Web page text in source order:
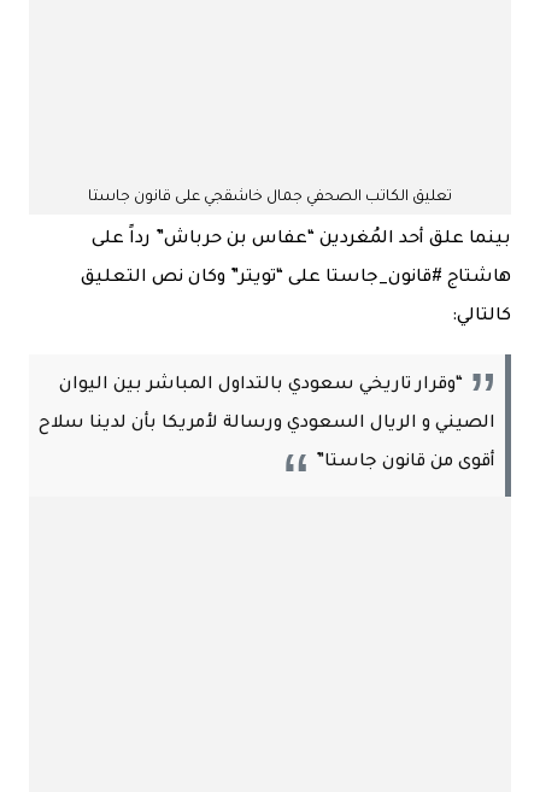
تعليق الكاتب الصحفي جمال خاشقجي على قانون جاستا
بينما علق أحد المُغردين “عفاس بن حرباش” رداً على
هاشتاج #قانون_جاستا على “تويتر” وكان نص التعليق
كالتالي:
“وقرار تاريخي سعودي بالتداول المباشر بين اليوان
الصيني و الريال السعودي ورسالة لأمريكا بأن لدينا سلاح
أقوى من قانون جاستا”